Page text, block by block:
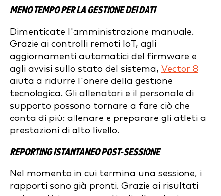
MENO TEMPO PER LA GESTIONE DEI DATI
Dimenticate l'amministrazione manuale.
Grazie ai controlli remoti IoT, agli
aggiornamenti automatici del firmware e
agli avvisi sullo stato del sistema, Vector 8
aiuta a ridurre l'onere della gestione
tecnologica. Gli allenatori e il personale di
supporto possono tornare a fare ciò che
conta di più: allenare e preparare gli atleti a
prestazioni di alto livello.
REPORTING ISTANTANEO POST-SESSIONE
Nel momento in cui termina una sessione, i
rapporti sono già pronti. Grazie ai risultati